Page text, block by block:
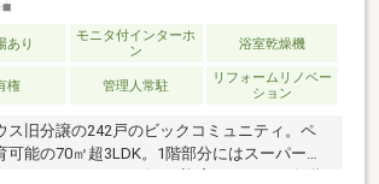
関収納交換・スイッチ・コンセント交換・建
給排水管交換・ハウスクリーニン
あり
モニタ付インターホ
ン
浴室乾燥機
権 管理人常駐
リフォームリノベー
ション
ス旧分譲の242戸のビックコミュニティ。ペ
可能の70㎡超3LDK。1階部分にはスーパーが